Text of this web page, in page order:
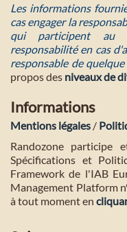
Les informations
cas engager la
qui participent au
responsabilité en cas
responsable de
propos des niveaux de
Informations
Mentions légales /
Randozone participe
Spécifications et
Framework de l'IAB
Management Platform
à tout moment en